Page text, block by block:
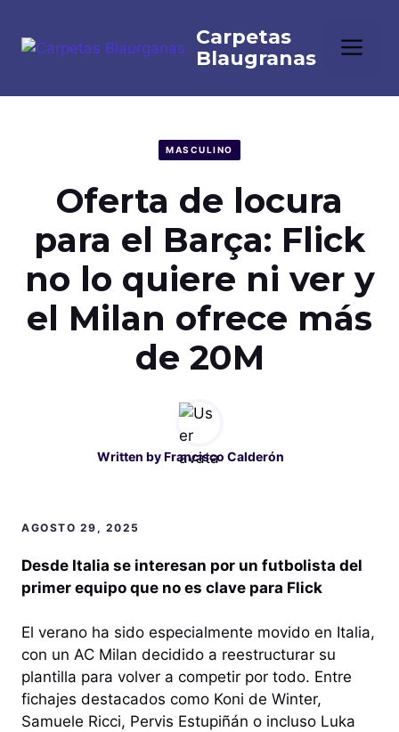
contenido
MASCULINO
Oferta de locura
para el Barça: Flick
no lo quiere ni ver y
el Milan ofrece más
de 20M
Written byFrancisco Calderón
AGOSTO 29, 2025
Desde Italia se interesan por un futbolista del
primer equipo que no es clave para Flick
El verano ha sido especialmente movido en Italia,
con un AC Milan decidido a reestructurar su
plantilla para volver a competir por todo. Entre
fichajes destacados como Koni de Winter,
Samuele Ricci, Pervis Estupiñán o incluso Luka